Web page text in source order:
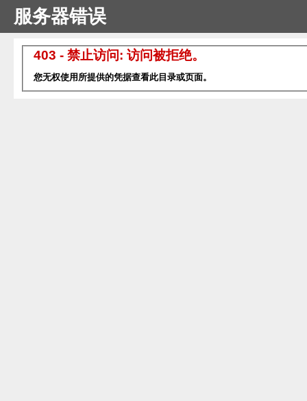
服务器错误
403 - 禁止访问: 访问被拒绝。
您无权使用所提供的凭据查看此目录或页面。